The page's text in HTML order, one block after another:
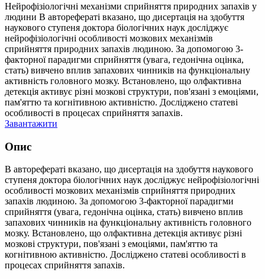
Нейрофізіологічні механізми сприйняття природних запахів у
людини В авторефераті вказано, що дисертація на здобуття
наукового ступеня доктора біологічних наук досліджує
нейрофізіологічні особливості мозкових механізмів
сприйняття природних запахів людиною. За допомогою 3-
факторної парадигми сприйняття (увага, гедонічна оцінка,
стать) вивчено вплив запахових чинників на функціональну
активність головного мозку. Встановлено, що олфактивна
детекція активує різні мозкові структури, пов'язані з емоціями,
пам'яттю та когнітивною активністю. Досліджено статеві
особливості в процесах сприйняття запахів.
Завантажити
Опис
В авторефераті вказано, що дисертація на здобуття наукового
ступеня доктора біологічних наук досліджує нейрофізіологічні
особливості мозкових механізмів сприйняття природних
запахів людиною. За допомогою 3-факторної парадигми
сприйняття (увага, гедонічна оцінка, стать) вивчено вплив
запахових чинників на функціональну активність головного
мозку. Встановлено, що олфактивна детекція активує різні
мозкові структури, пов'язані з емоціями, пам'яттю та
когнітивною активністю. Досліджено статеві особливості в
процесах сприйняття запахів.